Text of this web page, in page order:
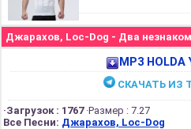
Джарахов, Loc-Dog - Два
MP3 HOLDA
СКАЧАТЬ ИЗ
·Загрузок : 1767·Размер : 7.27
Все Песни: Джарахов, Loc-Dog